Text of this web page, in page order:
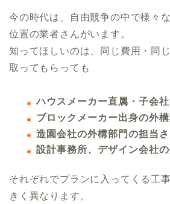
今の時代は、自由競争の中で様々
位置の業者さんがいます。
知ってほしいのは、同じ費用・同
取ってもらっても
ハウスメーカー直属・子会
ブロックメーカー出身の外
造園会社の外構部門の担当
設計事務所、デザイン会社
それぞれでプランに入ってくる工
きく異なります。